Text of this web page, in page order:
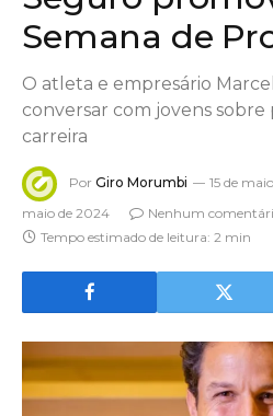
Semana de
O atleta e empresário
conversar com jovens
carreira
Por Giro Morumbi 15 de
maio de 2024
Nenhum
Tempo estimado de leitura: 2 min